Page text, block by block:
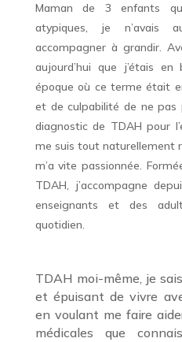
Maman de 3 enfants
atypiques, je n’avais
accompagner à grandir.
aujourd’hui que j’étais
époque où ce terme était
et de culpabilité de ne pas
diagnostic de TDAH pour
me suis tout naturellement
m’a vite passionnée.
TDAH, j’accompagne
enseignants et des
quotidien.
TDAH moi-même, je
et épuisant de vivre
en voulant me faire
médicales que